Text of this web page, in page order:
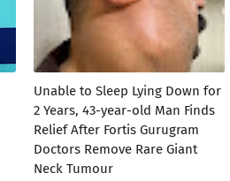
Unable to Sleep Lying Down for
2 Years, 43-year-old Man Finds
Relief After Fortis Gurugram
Doctors Remove Rare Giant
Neck Tumour